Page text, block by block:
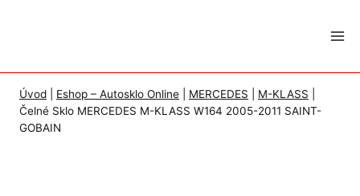
Úvod Eshop – Autosklo Online MERCEDES M-KLASS
Čelné Sklo MERCEDES M-KLASS W164 2005-2011 SAINT-
GOBAIN